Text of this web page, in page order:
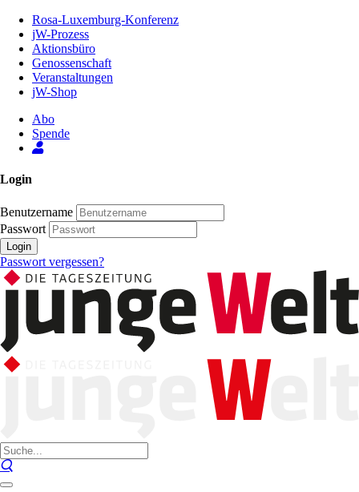
Inhalt
Seite
Rosa-Luxemburg-Konferenz
jW-Prozess
Aktionsbüro
Genossenschaft
Veranstaltungen
jW-Shop
Abo
Spende
Login
Benutzername
Passwort
Login
Passwort vergessen?